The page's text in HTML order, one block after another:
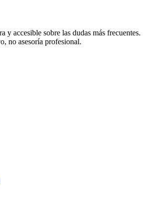
y accesible sobre las dudas más frecuentes.
no asesoría profesional.